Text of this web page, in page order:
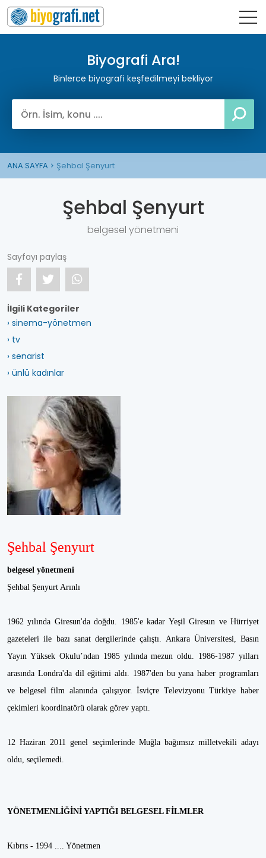
Biyografi Ara!
Binlerce biyografi keşfedilmeyi bekliyor
ANA SAYFA Şehbal Şenyurt
Şehbal Şenyurt
belgesel yönetmeni
Sayfayı paylaş
İlgili Kategoriler
› sinema-yönetmen
› tv
› senarist
› ünlü kadınlar
Şehbal Şenyurt
belgesel yönetmeni
Şehbal Şenyurt Arınlı
1962 yılında Giresun'da doğdu. 1985'e kadar Yeşil Giresun ve Hürriyet
gazeteleri ile bazı sanat dergilerinde çalıştı. Ankara Üniversitesi, Basın
Yayın Yüksek Okulu’ndan 1985 yılında mezun oldu. 1986-1987 yılları
arasında Londra'da dil eğitimi aldı. 1987'den bu yana haber programları
ve belgesel film alanında çalışıyor. İsviçre Televizyonu Türkiye haber
çekimleri koordinatörü olarak görev yaptı.
12 Haziran 2011 genel seçimlerinde Muğla bağımsız milletvekili adayı
oldu, seçilemedi.
YÖNETMENLİĞİNİ YAPTIĞI BELGESEL FİLMLER
Kıbrıs - 1994 .... Yönetmen